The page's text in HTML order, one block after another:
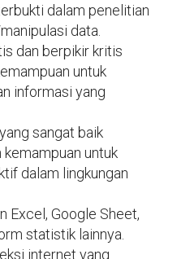
dalam penelitian
data.
dan berpikir kritis
untuk
informasi yang
sangat baik
untuk
dalam lingkungan
Excel, Google Sheet,
statistik lainnya.
internet yang